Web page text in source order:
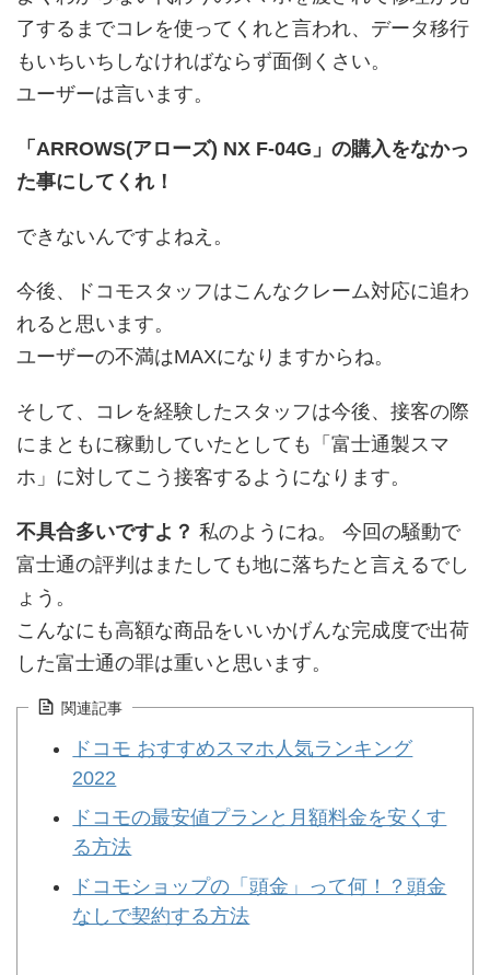
了するまでコレを使ってくれと言われ、データ移行
もいちいちしなければならず面倒くさい。
ユーザーは言います。
「ARROWS(アローズ) NX F-04G」の購入をなかっ
た事にしてくれ！
できないんですよねえ。
今後、ドコモスタッフはこんなクレーム対応に追わ
れると思います。
ユーザーの不満はMAXになりますからね。
そして、コレを経験したスタッフは今後、接客の際
にまともに稼動していたとしても「富士通製スマ
ホ」に対してこう接客するようになります。
不具合多いですよ？ 私のようにね。 今回の騒動で
富士通の評判はまたしても地に落ちたと言えるでし
ょう。
こんなにも高額な商品をいいかげんな完成度で出荷
した富士通の罪は重いと思います。
関連記事
ドコモ おすすめスマホ人気ランキング
2022
ドコモの最安値プランと月額料金を安くす
る方法
ドコモショップの「頭金」って何！？頭金
なしで契約する方法